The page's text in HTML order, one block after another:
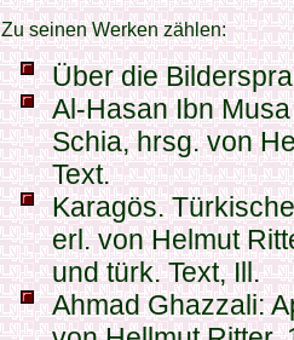
Zu seinen Werken zählen:
Über die
Al-Hasan Ibn
Schia, hrsg. von
Text.
Karagös.
erl. von Helmut
und türk. Text, Ill.
Ahmad Ghazzali: